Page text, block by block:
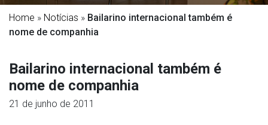
Home » Notícias » Bailarino internacional também é
nome de companhia
Bailarino internacional também é
nome de companhia
21 de junho de 2011